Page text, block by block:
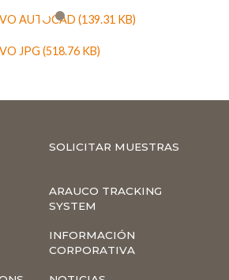
AUTOCAD (139.31 KB)
JPG (518.76 KB)
SOLICITAR MUESTRAS
ARAUCO TRACKING
SYSTEM
INFORMACIÓN
CORPORATIVA